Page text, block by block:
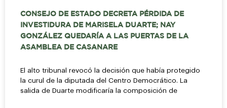
CONSEJO DE ESTADO DECRETA PÉRDIDA DE
INVESTIDURA DE MARISELA DUARTE; NAY
GONZÁLEZ QUEDARÍA A LAS PUERTAS DE LA
ASAMBLEA DE CASANARE
El alto tribunal revocó la decisión que había protegido
la curul de la diputada del Centro Democrático. La
salida de Duarte modificaría la composición de